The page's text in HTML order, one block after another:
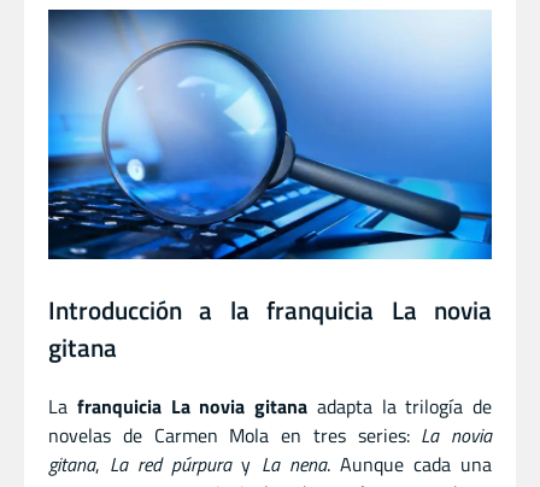
Introducción a la franquicia La novia
gitana
La franquicia La novia gitana adapta la trilogía de
novelas de Carmen Mola en tres series: La novia
gitana, La red púrpuray La nena. Aunque cada una